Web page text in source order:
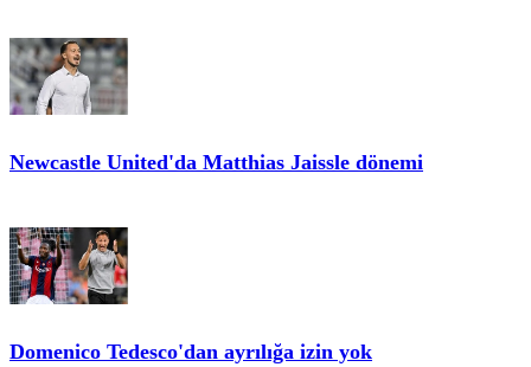
Newcastle United'da Matthias Jaissle dönemi
Domenico Tedesco'dan ayrılığa izin yok